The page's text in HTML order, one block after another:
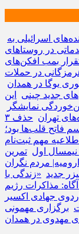
اسرائیلی به
و خدماتی در روستاهای
بمب افکن‌های
در حملات
یوگا در همدان
جدید چینی
این
نمایشگر
حذف ۳
فاتح قلب‌ها بود؛
اطلاعیه مهم ثبت‌نام
نیمسال اول تمرین
مردم نگران
«زندگی با
آگاه: مذاکرات رژیم
اردوی جهادی اکسیر
برگزاری مهمونی
مهدوی در همدان